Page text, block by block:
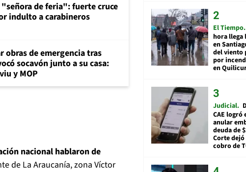
de feria": fuerte cruce
indulto a carabineros
obras de emergencia tras
socavón junto a su casa:
y MOP
nacional hablaron de
de La Araucanía, zona Víctor
El Tiempo
hora llega
en
del viento
por
en
Judicial
CAE logró
anular
deuda de
Corte
cobro de